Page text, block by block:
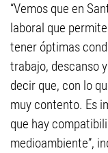
“Vemos que en
laboral que
tener óptimas
trabajo, descanso
decir que, con lo
muy contento. Es
que hay
medioambiente”,